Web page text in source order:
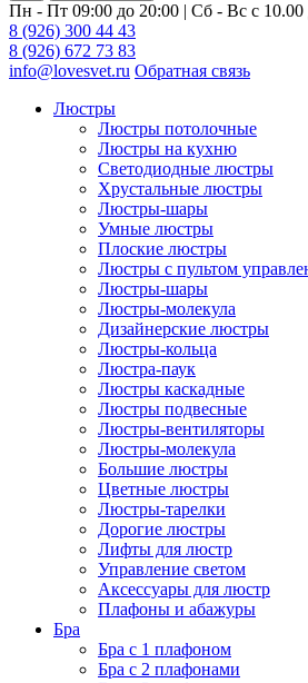
Пн - Пт 09:00 до 20:00 | Сб - Вс с 10.00
8 (926) 300 44 43
8 (926) 672 73 83
info@lovesvet.ru Обратная связь
Люстры
Люстры потолочные
Люстры на кухню
Светодиодные люстры
Хрустальные люстры
Люстры-шары
Умные люстры
Плоские люстры
Люстры с пультом
Люстры-шары
Люстры-молекула
Дизайнерские люстры
Люстры-кольца
Люстра-паук
Люстры каскадные
Люстры подвесные
Люстры-вентиляторы
Люстры-молекула
Большие люстры
Цветные люстры
Люстры-тарелки
Дорогие люстры
Лифты для люстр
Управление светом
Аксессуары для люстр
Плафоны и абажуры
Бра
Бра с 1 плафоном
Бра с 2 плафонами